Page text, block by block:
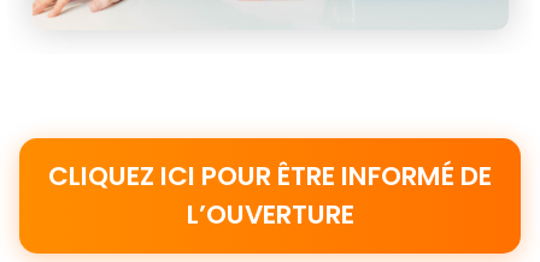
CLIQUEZ ICI POUR ÊTRE INFORMÉ DE
L’OUVERTURE